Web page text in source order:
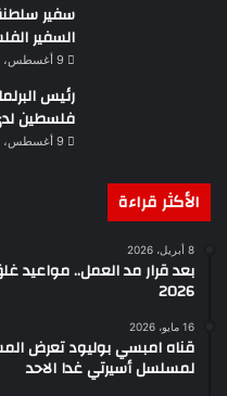
سفير
السفير
9 أغسطس، 2026
رئيس
فلسطين
9 أغسطس، 2026
الأكثر قراءة
8 أبريل، 2026
بعد قرار مد العمل.. مواعيد
2026
16 مايو، 2026
قناه امبسي بوليود تعرض
لمسلسل أسيرتي غدا الاحد